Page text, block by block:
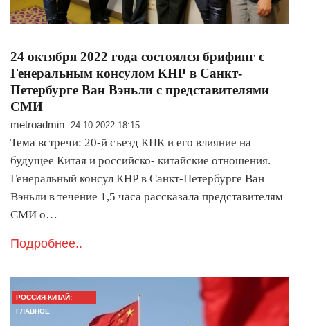
24 октября 2022 года состоялся брифинг с
Генеральным консулом КНР в Санкт-
Петербурге Ван Вэньли с представителями
СМИ
metroadmin 24.10.2022 18:15
Тема встречи: 20-й съезд КПК и его влияние на
будущее Китая и российско- китайские отношения.
Генеральный консул КНР в Санкт-Петербурге Ван
Вэньли в течение 1,5 часа рассказала представителям
СМИ о…
Подробнее..
РОССИЯ-КИТАЙ:
ГЛАВНОЕ